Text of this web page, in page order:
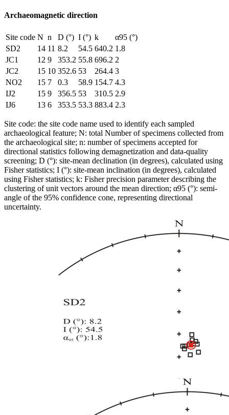
Archaeomagnetic direction
Site code N n D (°) I (°) k α95 (°)
SD2
14 11 8.2 54.5 640.2 1.8
JC1
12 9 353.2 55.8 696.2 2
JC2
15 10 352.6 53 264.4 3
NO2
15 7 0.3 58.9 154.7 4.3
IJ2
15 9 356.5 53 310.5 2.9
IJ6
13 6 353.5 53.3 883.4 2.3
Site code: the site code name used to identify each sampled
archaeological feature; N: total Number of specimens collected from
the archaeological site; n: number of specimens accepted for
directional statistics following demagnetization and data-quality
screening; D (°): site-mean declination (in degrees), calculated using
Fisher statistics; I (°): site-mean inclination (in degrees), calculated
using Fisher statistics; k: Fisher precision parameter describing the
clustering of unit vectors around the mean direction; α95 (°): semi-
angle of the 95% confidence cone, representing directional
uncertainty.